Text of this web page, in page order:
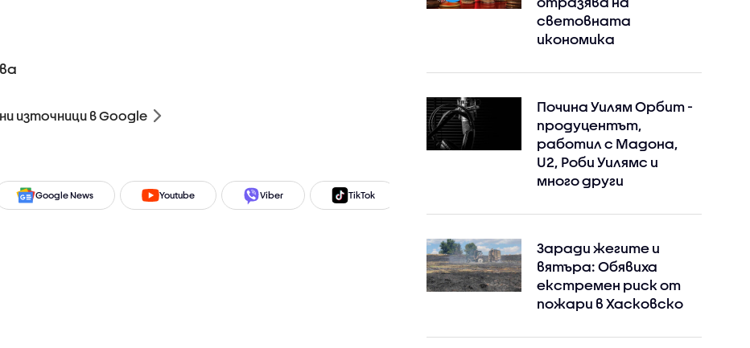
източници в Google
Google News Youtube Viber TikTok
световната
икономика
Почина Уилям Орбит -
продуцентът,
работил с Мадона,
U2, Роби Уилямс и
много други
Заради жегите и
вятъра: Обявиха
екстремен риск от
пожари в Хасковско